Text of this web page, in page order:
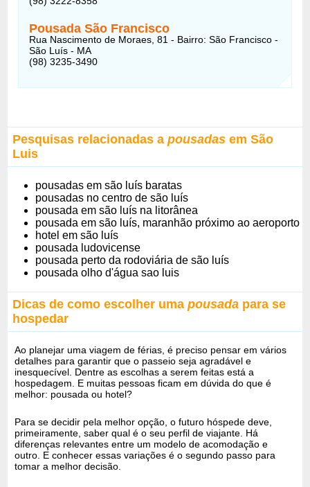
Pousada São Francisco
Rua Nascimento de Moraes, 81 - Bairro: São Francisco -
São Luís - MA
(98) 3235-3490
Pesquisas relacionadas apousadas em São
Luis
pousadas em são luís baratas
pousadas no centro de são luís
pousada em são luís na litorânea
pousada em são luís, maranhão próximo ao aeroporto
hotel em são luís
pousada ludovicense
pousada perto da rodoviária de são luís
pousada olho d'água sao luis
Dicas de como escolher umapousada para se
hospedar
Ao planejar uma viagem de férias, é preciso pensar em vários
detalhes para garantir que o passeio seja agradável e
inesquecível. Dentre as escolhas a serem feitas está a
hospedagem. E muitas pessoas ficam em dúvida do que é
melhor: pousada ou hotel?
Para se decidir pela melhor opção, o futuro hóspede deve,
primeiramente, saber qual é o seu perfil de viajante. Há
diferenças relevantes entre um modelo de acomodação e
outro. E conhecer essas variações é o segundo passo para
tomar a melhor decisão.